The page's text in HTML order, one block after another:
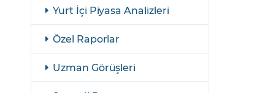
Yasal Bildirimler
GCM Borsa Trader Eğitim Videoları
Yurt İçi Piyasa Analizleri
Özel Raporlar
Uzman Görüşleri